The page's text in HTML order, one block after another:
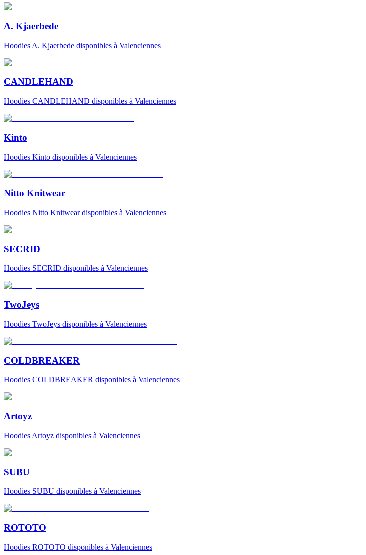
A. Kjaerbede
Hoodies A. Kjaerbede disponibles à Valenciennes
CANDLEHAND
Hoodies CANDLEHAND disponibles à Valenciennes
Kinto
Hoodies Kinto disponibles à Valenciennes
Nitto Knitwear
Hoodies Nitto Knitweardisponibles à Valenciennes
SECRID
Hoodies SECRID disponibles à Valenciennes
TwoJeys
Hoodies TwoJeys disponibles à Valenciennes
COLDBREAKER
Hoodies COLDBREAKER disponibles à Valenciennes
Artoyz
Hoodies Artoyz disponibles à Valenciennes
SUBU
Hoodies SUBU disponibles à Valenciennes
ROTOTO
Hoodies ROTOTO disponibles à Valenciennes